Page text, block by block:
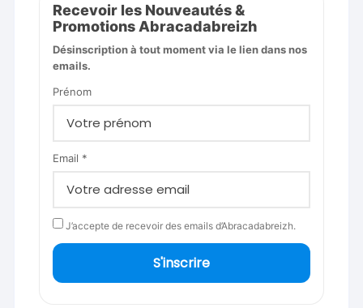
Recevoir les Nouveautés &
Promotions Abracadabreizh
Désinscription à tout moment via le lien dans nos
emails.
Prénom
Email *
J’accepte de recevoir des emails d’Abracadabreizh.
S'inscrire